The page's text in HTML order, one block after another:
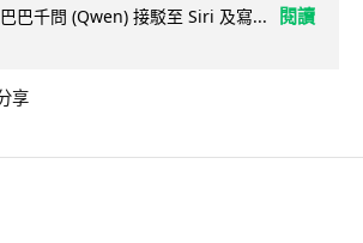
巴千問 (Qwen) 接駁至 Siri 及寫...
閱讀
享